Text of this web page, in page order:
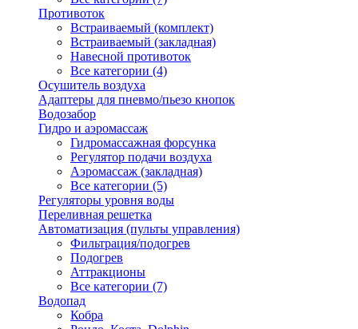
Противоток
Встраиваемый (комплект)
Встраиваемый (закладная)
Навесной противоток
Все категории (4)
Осушитель воздуха
Адаптеры для пневмо/пьезо кнопок
Водозабор
Гидро и аэромассаж
Гидромассажная форсунка
Регулятор подачи воздуха
Аэромассаж (закладная)
Все категории (5)
Регуляторы уровня воды
Переливная решетка
Автоматизация (пульты управления)
Фильтрация/подогрев
Подогрев
Аттракционы
Все категории (7)
Водопад
Кобра